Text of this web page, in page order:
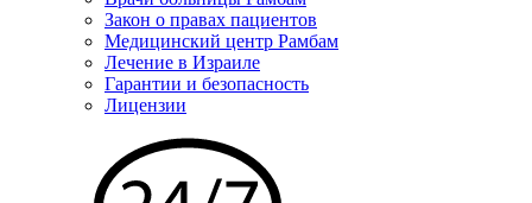
Закон о правах пациентов
Медицинский центр Рамбам
Лечение в Израиле
Гарантии и безопасность
Лицензии